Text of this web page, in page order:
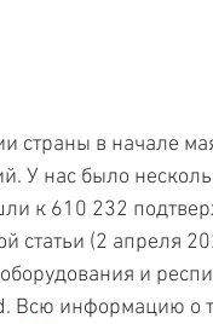
страны в начале
У нас было
к 610 232
статьи (2 апреля
и
Всю информацию о